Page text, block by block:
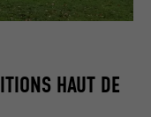
HAUT DE